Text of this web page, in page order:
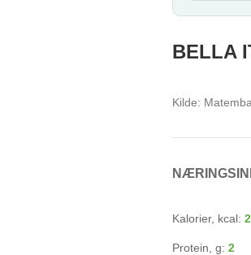
BELLA
Kilde:
Kalorier, kcal:
Protein, g: 2